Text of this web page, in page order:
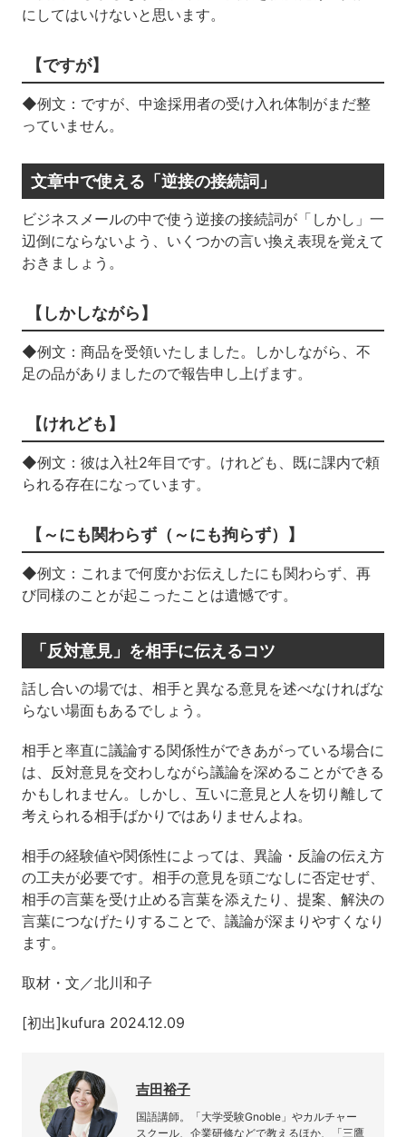
にしてはいけないと思います。
【ですが】
◆例文：ですが、中途採用者の受け入れ体制がまだ整
っていません。
文章中で使える「逆接の接続詞」
ビジネスメールの中で使う逆接の接続詞が「しかし」一
辺倒にならないよう、いくつかの言い換え表現を覚えて
おきましょう。
【しかしながら】
◆例文：商品を受領いたしました。しかしながら、不
足の品がありましたので報告申し上げます。
【けれども】
◆例文：彼は入社2年目です。けれども、既に課内で頼
られる存在になっています。
【～にも関わらず（～にも拘らず）】
◆例文：これまで何度かお伝えしたにも関わらず、再
び同様のことが起こったことは遺憾です。
「反対意見」を相手に伝えるコツ
話し合いの場では、相手と異なる意見を述べなければな
らない場面もあるでしょう。
相手と率直に議論する関係性ができあがっている場合に
は、反対意見を交わしながら議論を深めることができる
かもしれません。しかし、互いに意見と人を切り離して
考えられる相手ばかりではありませんよね。
相手の経験値や関係性によっては、異論・反論の伝え方
の工夫が必要です。相手の意見を頭ごなしに否定せず、
相手の言葉を受け止める言葉を添えたり、提案、解決の
言葉につなげたりすることで、議論が深まりやすくなり
ます。
取材・文／北川和子
[初出]kufura 2024.12.09
吉田裕子
国語講師。「大学受験Gnoble」やカルチャー
スクール、企業研修などで教えるほか、「三鷹